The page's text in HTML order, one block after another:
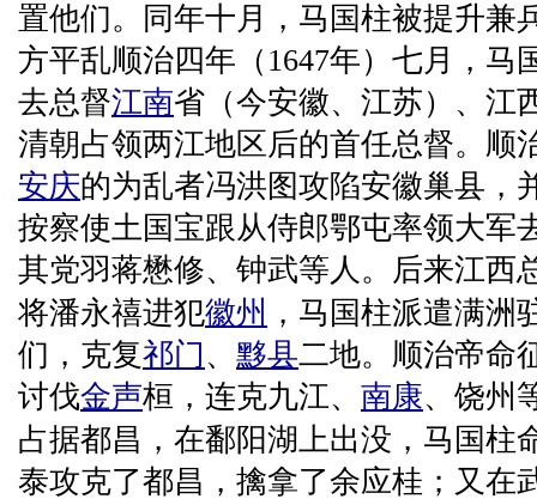
置他们。同年十月，马国柱被提升兼
方平乱顺治四年（1647年）七月，马
去总督江南省（今安徽、江苏）、江
清朝占领两江地区后的首任总督。顺
安庆的为乱者冯洪图攻陷安徽巢县，
按察使土国宝跟从侍郎鄂屯率领大军
其党羽蒋懋修、钟武等人。后来江西
将潘永禧进犯徽州 ，马国柱派遣满洲
们，克复祁门 、 黟县二地。顺治帝命
讨伐金声桓，连克九江、 南康、饶州
占据都昌，在鄱阳湖上出没，马国柱
泰攻克了都昌，擒拿了余应桂；又在